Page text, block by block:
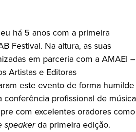
há 5 anos com a primeira
Festival. Na altura, as suas
em parceria com a AMAEI –
Artistas e Editoras
este evento de forma humilde
conferência profissional de música
com excelentes oradores como
speakerda primeira edição.